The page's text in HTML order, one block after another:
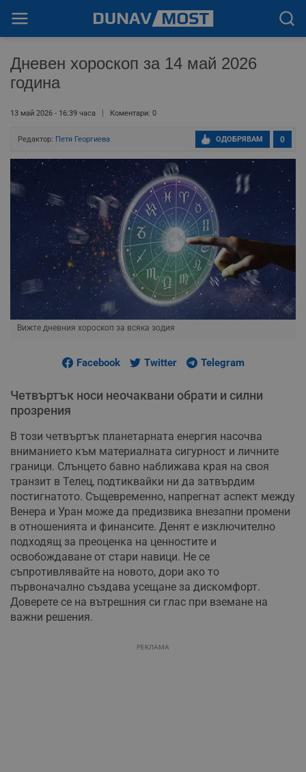
Дневен хороскоп за 14 май 2026
година
13 май 2026 - 16:39 часа Коментари: 0
Редактор: Петя Георгиева 0
ОДОБРЯВАМ
Вижте дневния хороскоп за всяка зодия
Facebook Twitter Telegram
Четвъртък носи неочаквани обрати и силни
прозрения
В този четвъртък планетарната енергия насочва
вниманието към материалната сигурност и личните
граници. Слънцето бавно наближава края на своя
транзит в Телец, подтиквайки ни да затвърдим
постигнатото. Същевременно, напрегнат аспект между
Венера и Уран може да предизвика внезапни промени
в отношенията и финансите. Денят е изключително
подходящ за преоценка на ценностите и
освобождаване от стари навици. Не се
съпротивлявайте на новото, дори ако то
първоначално създава усещане за дискомфорт.
Доверете се на вътрешния си глас при вземане на
важни решения.
РЕКЛАМА